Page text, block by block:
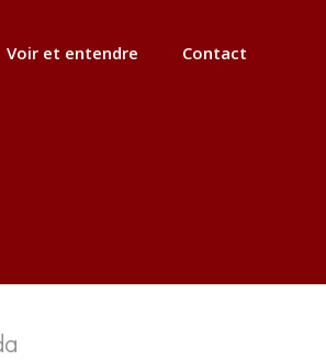
Voir et entendre Contact